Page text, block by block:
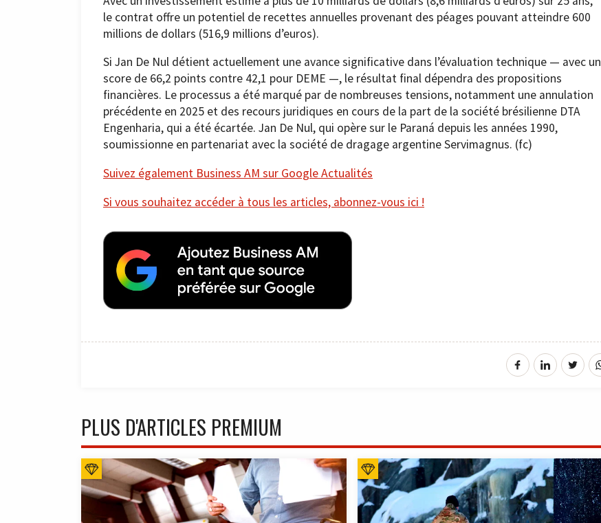
le contrat offre un potentiel de recettes annuelles provenant des péages pouvant atteindre 600
millions de dollars (516,9 millions d’euros).
Si Jan De Nul détient actuellement une avance significative dans l’évaluation technique — avec un
score de 66,2 points contre 42,1 pour DEME —, le résultat final dépendra des propositions
financières. Le processus a été marqué par de nombreuses tensions, notamment une annulation
précédente en 2025 et des recours juridiques en cours de la part de la société brésilienne DTA
Engenharia, qui a été écartée. Jan De Nul, qui opère sur le Paraná depuis les années 1990,
soumissionne en partenariat avec la société de dragage argentine Servimagnus. (fc)
Suivez également Business AM sur Google Actualités
Si vous souhaitez accéder à tous les articles, abonnez-vous ici !
PLUS D'ARTICLES PREMIUM